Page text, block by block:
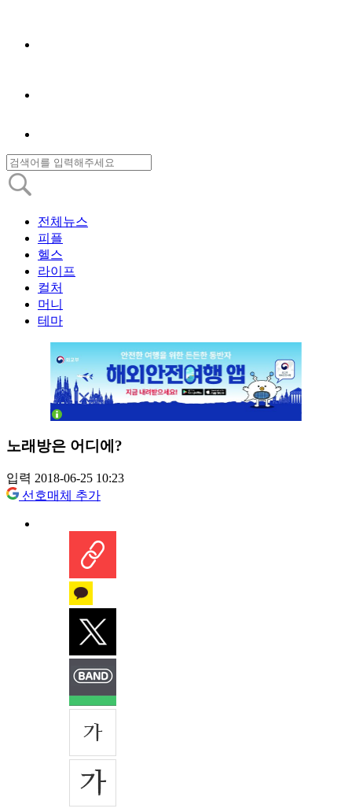
전체뉴스
피플
헬스
라이프
컬처
머니
테마
노래방은 어디에?
입력 2018-06-25 10:23
선호매체 추가